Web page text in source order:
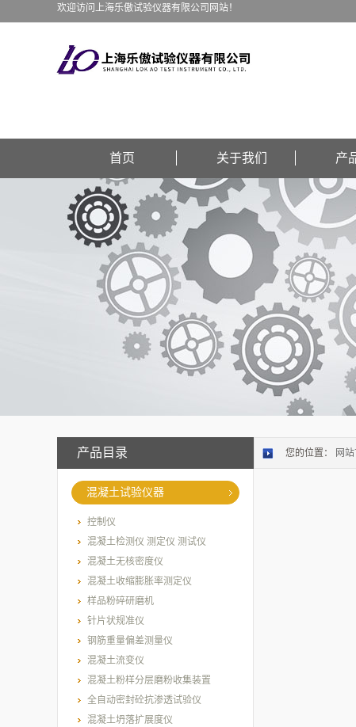
欢迎访问上海乐傲试验仪器有限公司网站！
首页 关于我们 产
产品目录
混凝土试验仪器
控制仪
混凝土检测仪 测定仪 测试仪
混凝土无核密度仪
混凝土收缩膨胀率测定仪
样品粉碎研磨机
针片状规准仪
钢筋重量偏差测量仪
混凝土流变仪
混凝土粉样分层磨粉收集装置
全自动密封砼抗渗透试验仪
混凝土坍落扩展度仪
您的位置： 网